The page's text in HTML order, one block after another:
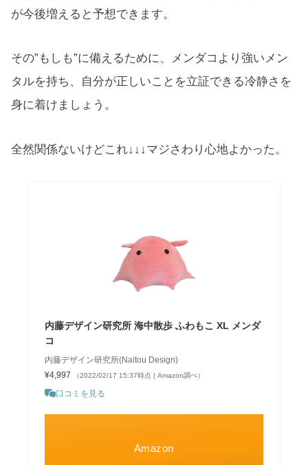
が今後増えると予想できます。
その”もしも”に備えるために、メンダコより強いメン
タルを持ち、自分が正しいことを立証できる冷静さを
身に着けましょう。
全然関係ないけどこれ↓↓↓マジさわり心地よかった。
内藤デザイン研究所 海中散歩 ふわもこ XL メンダ
コ
内藤デザイン研究所(Naitou Design)
¥4,997
（2022/02/17 15:37時点 | Amazon調べ）
口コミを見る
Amazon